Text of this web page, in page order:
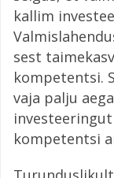
kallim
sest
kompetentsi.
vaja palju
kompetentsi